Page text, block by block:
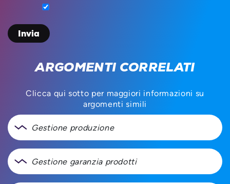
ARGOMENTI CORRELATI
Clicca qui sotto per maggiori informazioni su
argomenti simili
Gestione produzione
Gestione garanzia prodotti